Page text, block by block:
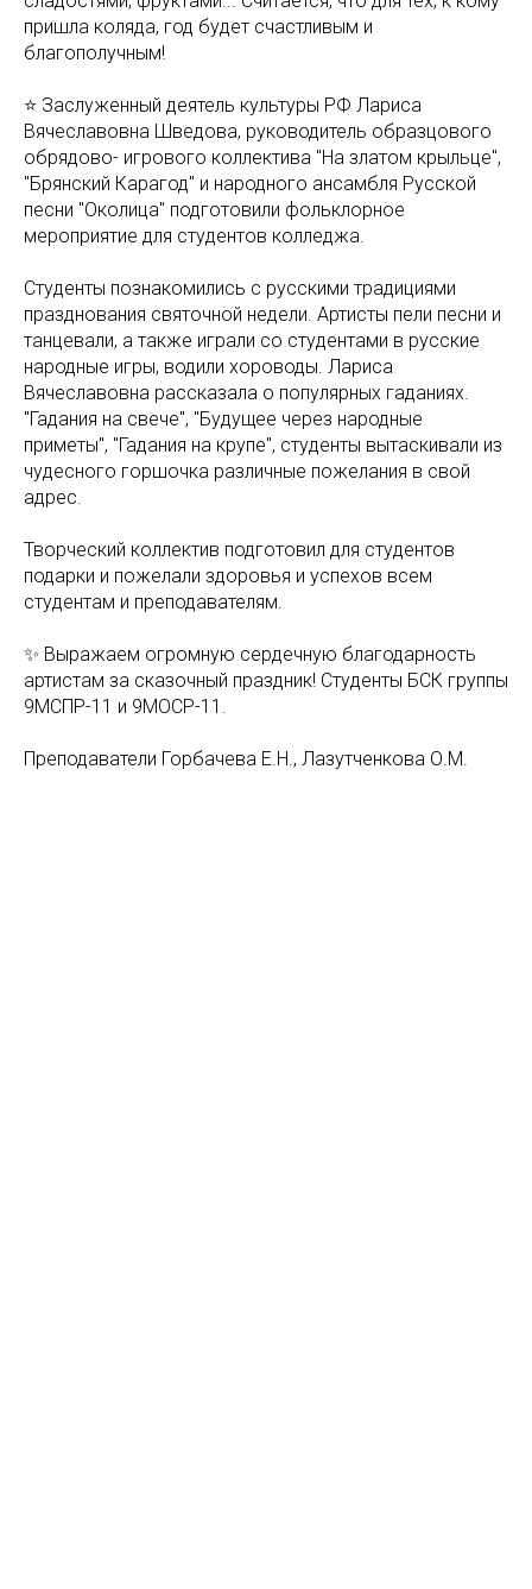
пришла коляда, год будет счастливым и
благополучным!
⭐ Заслуженный деятель культуры РФ Лариса
Вячеславовна Шведова, руководитель образцового
обрядово- игрового коллектива "На златом крыльце",
"Брянский Карагод" и народного ансамбля Русской
песни "Околица" подготовили фольклорное
мероприятие для студентов колледжа.
Студенты познакомились с русскими традициями
празднования святочной недели. Артисты пели песни и
танцевали, а также играли со студентами в русские
народные игры, водили хороводы. Лариса
Вячеславовна рассказала о популярных гаданиях.
"Гадания на свече", "Будущее через народные
приметы", "Гадания на крупе", студенты вытаскивали из
чудесного горшочка различные пожелания в свой
адрес.
Творческий коллектив подготовил для студентов
подарки и пожелали здоровья и успехов всем
студентам и преподавателям.
✨ Выражаем огромную сердечную благодарность
артистам за сказочный праздник! Студенты БСК группы
9МСПР-11 и 9МОСР-11.
Преподаватели Горбачева Е.Н., Лазутченкова О.М.